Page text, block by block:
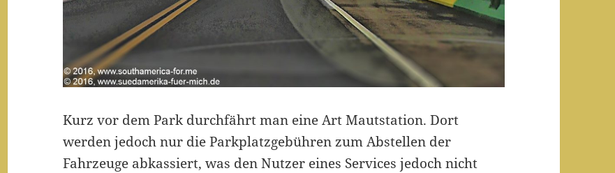
Kurz vor dem Park durchfährt man eine Art Mautstation. Dort
werden jedoch nur die Parkplatzgebühren zum Abstellen der
Fahrzeuge abkassiert, was den Nutzer eines Services jedoch nicht